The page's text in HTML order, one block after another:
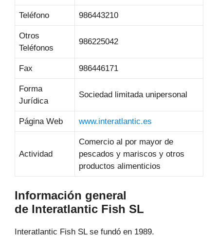
Teléfono 986443210
Otros
Teléfonos
986225042
Fax 986446171
Forma
Jurídica
Sociedad limitada unipersonal
Página Web www.interatlantic.es
Actividad
Comercio al por mayor de
pescados y mariscos y otros
productos alimenticios
Información general
de Interatlantic Fish SL
Interatlantic Fish SL se fundó en 1989.